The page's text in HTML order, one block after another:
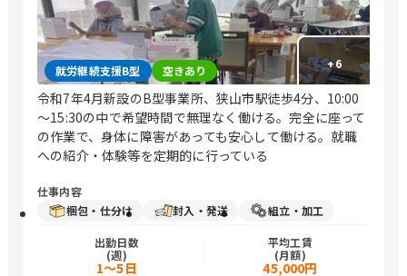
+6
就労継続支援B型 空きあり
令和7年4月新設のB型事業所、狭山市駅徒歩4分、10:00
～15:30の中で希望時間で無理なく働ける。完全に座って
の作業で、身体に障害があっても安心して働ける。就職
への紹介・体験等を定期的に行っている
仕事内容
梱包・仕分け
封入・発送 組立・加工
出勤日数
(週)
1～5日
平均工賃
(月額)
45,000円